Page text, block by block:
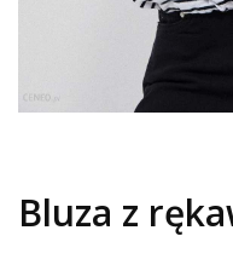
Bluza z